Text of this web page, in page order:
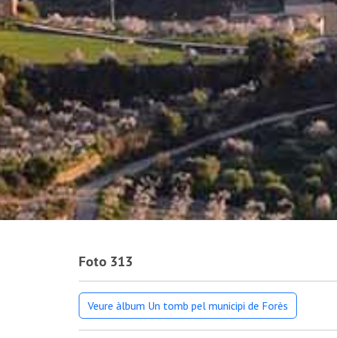
Foto 313
Veure àlbum Un tomb pel municipi de Forès